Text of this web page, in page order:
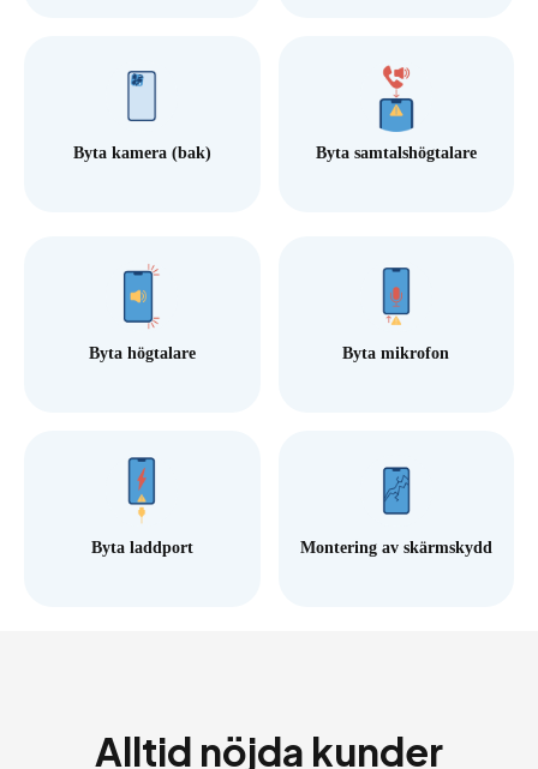
Byta kamera (bak) Byta samtalshögtalare
Byta högtalare Byta mikrofon
Byta laddport Montering av skärmskydd
Alltid nöjda kunder